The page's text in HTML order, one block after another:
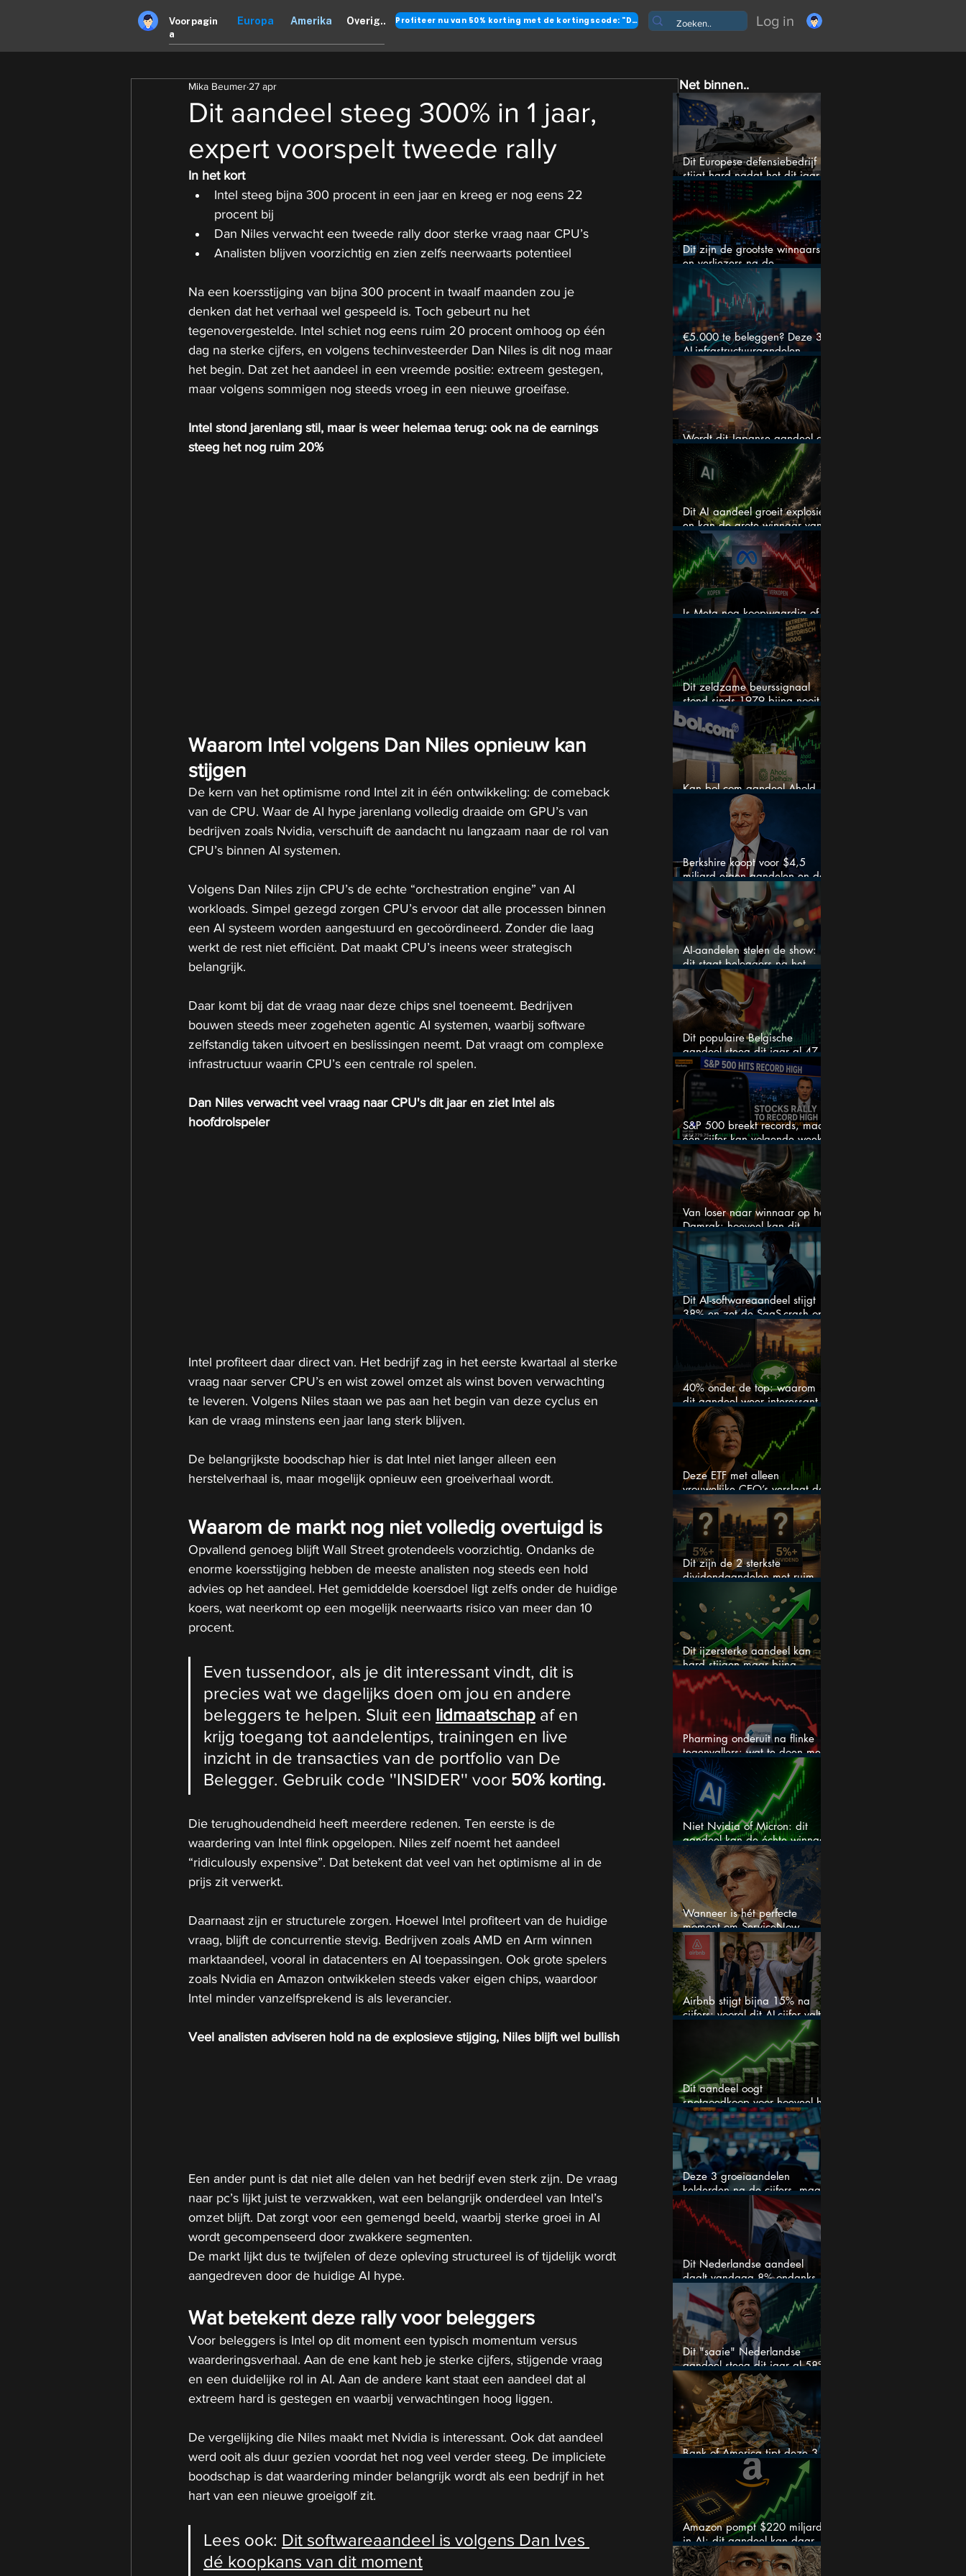
Voorpagin
a
Europa Amerika Overig.. Profiteer nu van 50% korting met de kortingscode: "DANK" Log in
Dit aandeel steeg 300% in 1 jaar,
expert voorspelt tweede rally
Mika Beumer 27 apr
In het kort
Intel steeg bijna 300 procent in een jaar en kreeg er nog eens 22
procent bij
Dan Niles verwacht een tweede rally door sterke vraag naar CPU’s
Analisten blijven voorzichtig en zien zelfs neerwaarts potentieel
Na een koersstijging van bijna 300 procent in twaalf maanden zou je
denken dat het verhaal wel gespeeld is. Toch gebeurt nu het
tegenovergestelde. Intel schiet nog eens ruim 20 procent omhoog op één
dag na sterke cijfers, en volgens techinvesteerder Dan Niles is dit nog maar
het begin. Dat zet het aandeel in een vreemde positie: extreem gestegen,
maar volgens sommigen nog steeds vroeg in een nieuwe groeifase.
Intel stond jarenlang stil, maar is weer helemaa terug: ook na de earnings
steeg het nog ruim 20%
Waarom Intel volgens Dan Niles opnieuw kan
stijgen
De kern van het optimisme rond Intel zit in één ontwikkeling: de comeback
van de CPU. Waar de AI hype jarenlang volledig draaide om GPU’s van
bedrijven zoals Nvidia, verschuift de aandacht nu langzaam naar de rol van
CPU’s binnen AI systemen.
Volgens Dan Niles zijn CPU’s de echte “orchestration engine” van AI
workloads. Simpel gezegd zorgen CPU’s ervoor dat alle processen binnen
een AI systeem worden aangestuurd en gecoördineerd. Zonder die laag
werkt de rest niet efficiënt. Dat maakt CPU’s ineens weer strategisch
belangrijk.
Daar komt bij dat de vraag naar deze chips snel toeneemt. Bedrijven
bouwen steeds meer zogeheten agentic AI systemen, waarbij software
zelfstandig taken uitvoert en beslissingen neemt. Dat vraagt om complexe
infrastructuur waarin CPU’s een centrale rol spelen.
Dan Niles verwacht veel vraag naar CPU's dit jaar en ziet Intel als
hoofdrolspeler
Intel profiteert daar direct van. Het bedrijf zag in het eerste kwartaal al sterke
vraag naar server CPU’s en wist zowel omzet als winst boven verwachting
te leveren. Volgens Niles staan we pas aan het begin van deze cyclus en
kan de vraag minstens een jaar lang sterk blijven.
De belangrijkste boodschap hier is dat Intel niet langer alleen een
herstelverhaal is, maar mogelijk opnieuw een groeiverhaal wordt.
Waarom de markt nog niet volledig overtuigd is
Opvallend genoeg blijft Wall Street grotendeels voorzichtig. Ondanks de
enorme koersstijging hebben de meeste analisten nog steeds een hold
advies op het aandeel. Het gemiddelde koersdoel ligt zelfs onder de huidige
koers, wat neerkomt op een mogelijk neerwaarts risico van meer dan 10
procent.
Even tussendoor, als je dit interessant vindt, dit is
precies wat we dagelijks doen om jou en andere
beleggers te helpen. Sluit een lidmaatschap af en
krijg toegang tot aandelentips, trainingen en live
inzicht in de transacties van de portfolio van De
Belegger. Gebruik code ''INSIDER'' voor 50% korting.
Die terughoudendheid heeft meerdere redenen. Ten eerste is de
waardering van Intel flink opgelopen. Niles zelf noemt het aandeel
“ridiculously expensive”. Dat betekent dat veel van het optimisme al in de
prijs zit verwerkt.
Daarnaast zijn er structurele zorgen. Hoewel Intel profiteert van de huidige
vraag, blijft de concurrentie stevig. Bedrijven zoals AMD en Arm winnen
marktaandeel, vooral in datacenters en AI toepassingen. Ook grote spelers
zoals Nvidia en Amazon ontwikkelen steeds vaker eigen chips, waardoor
Intel minder vanzelfsprekend is als leverancier.
Veel analisten adviseren hold na de explosieve stijging, Niles blijft wel bullish
Een ander punt is dat niet alle delen van het bedrijf even sterk zijn. De vraag
naar pc’s lijkt juist te verzwakken, wat een belangrijk onderdeel van Intel’s
omzet blijft. Dat zorgt voor een gemengd beeld, waarbij sterke groei in AI
wordt gecompenseerd door zwakkere segmenten.
De markt lijkt dus te twijfelen of deze opleving structureel is of tijdelijk wordt
aangedreven door de huidige AI hype.
Wat betekent deze rally voor beleggers
Voor beleggers is Intel op dit moment een typisch momentum versus
waarderingsverhaal. Aan de ene kant heb je sterke cijfers, stijgende vraag
en een duidelijke rol in AI. Aan de andere kant staat een aandeel dat al
extreem hard is gestegen en waarbij verwachtingen hoog liggen.
De vergelijking die Niles maakt met Nvidia is interessant. Ook dat aandeel
werd ooit als duur gezien voordat het nog veel verder steeg. De impliciete
boodschap is dat waardering minder belangrijk wordt als een bedrijf in het
hart van een nieuwe groeigolf zit.
Lees ook: Dit softwareaandeel is volgens Dan Ives
dé koopkans van dit moment
Net binnen..
Dit Europese defensiebedrijf
stijgt hard nadat het dit jaar
46% daalde: mooie koopkans?
Dit zijn de grootste winnaars
en verliezers na de
kwartaalcijfers (2 springen
eruit)
€5.000 te beleggen? Deze 3
AI-infrastructuuraandelen
liggen nu in de uitverkoop
Wordt dit Japanse aandeel de
comeback kid van 2026?
Dit AI aandeel groeit explosief
en kan de grote winnaar van
AI worden
Is Meta nog koopwaardig of
wordt het tijd om te verkopen?
Dit zeldzame beurssignaal
stond sinds 1979 bijna nooit
zo extreem
Kan bol.com aandeel Ahold
nieuw leven inblazen?
Berkshire koopt voor $4,5
miljard eigen aandelen en dat
zegt veel over de waardering
AI-aandelen stelen de show:
dit staat beleggers na het
weekend te wachten
Dit populaire Belgische
aandeel steeg dit jaar al 47
procent: is er ruimte voor
meer?
S&P 500 breekt records, maar
één cijfer kan volgende week
alles veranderen
Van loser naar winnaar op het
Damrak: hoeveel kan dit
Nederlandse aandeel nog
stijgen?
Dit AI-softwareaandeel stijgt
38% en zet de SaaS-crash op
zijn kop
40% onder de top: waarom
dit aandeel weer interessant
wordt
Deze ETF met alleen
vrouwelijke CEO’s verslaat de
S&P 500 keihard
Dit zijn de 2 sterkste
dividendaandelen met ruim
Dit ijzersterke aandeel kan
hard stijgen maar bijna
niemand kijkt
Pharming onderuit na flinke
tegenvallers: wat te doen met
het aandeel?
Niet Nvidia of Micron: dit
aandeel kan de échte winnaar
van de AI-race worden
Wanneer is hét perfecte
moment om ServiceNow
aandelen te kopen?
Airbnb stijgt bijna 15% na
cijfers: vooral dit AI-cijfer valt
Dit aandeel oogt
spotgoedkoop voor hoeveel het
kan stijgen
Deze 3 groeiaandelen
kelderden na de cijfers, maar
één is mijn duidelijke favoriet
Dit Nederlandse aandeel
daalt vandaag 8% ondanks
zeer sterke halfjaarcijfers en
positieve analistenadviezen:
mooie koopkans?
Dit "saaie" Nederlandse
aandeel steeg dit jaar al 58%
en wordt volgens analisten
onderschat
Bank of America tipt deze 3
chipaandelen
Amazon pompt $220 miljard
in AI: dit aandeel kan daar
explosief van profiteren